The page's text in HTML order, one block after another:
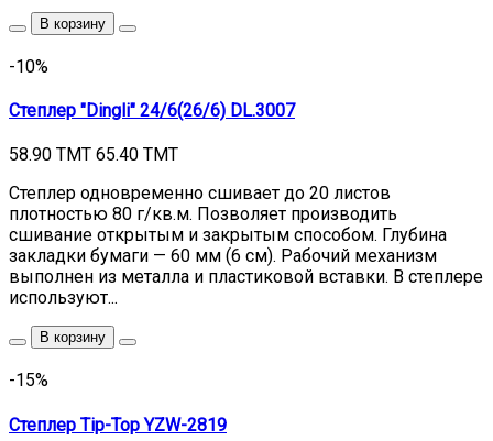
В корзину
-10%
Степлер "Dingli" 24/6(26/6) DL.3007
58.90 TMT 65.40 TMT
Степлер одновременно сшивает до 20 листов
плотностью 80 г/кв.м. Позволяет производить
сшивание открытым и закрытым способом. Глубина
закладки бумаги — 60 мм (6 см). Рабочий механизм
выполнен из металла и пластиковой вставки. В степлере
используют...
В корзину
-15%
Степлер Tip-Top YZW-2819